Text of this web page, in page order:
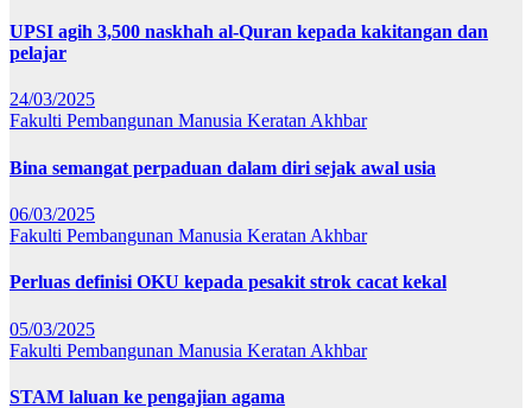
UPSI agih 3,500 naskhah al-Quran kepada kakitangan dan
pelajar
24/03/2025
Fakulti Pembangunan Manusia Keratan Akhbar
Bina semangat perpaduan dalam diri sejak awal usia
06/03/2025
Fakulti Pembangunan Manusia Keratan Akhbar
Perluas definisi OKU kepada pesakit strok cacat kekal
05/03/2025
Fakulti Pembangunan Manusia Keratan Akhbar
STAM laluan ke pengajian agama